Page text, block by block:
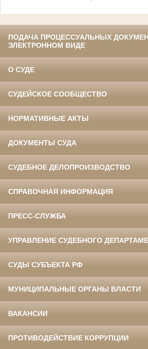
ПОДАЧА ПРОЦЕССУАЛЬНЫХ
ЭЛЕКТРОННОМ ВИДЕ
О СУДЕ
СУДЕЙСКОЕ СООБЩЕСТВО
НОРМАТИВНЫЕ АКТЫ
ДОКУМЕНТЫ СУДА
СУДЕБНОЕ ДЕЛОПРОИЗВОДСТВО
СПРАВОЧНАЯ ИНФОРМАЦИЯ
ПРЕСС-СЛУЖБА
УПРАВЛЕНИЕ СУДЕБНОГО
СУДЫ СУБЪЕКТА РФ
МУНИЦИПАЛЬНЫЕ ОРГАНЫ ВЛАСТИ
ВАКАНСИИ
ПРОТИВОДЕЙСТВИЕ КОРРУПЦИИ